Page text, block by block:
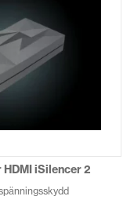
flera
varianter.
De
olika
väljas
produktsidan
iSilencer 2